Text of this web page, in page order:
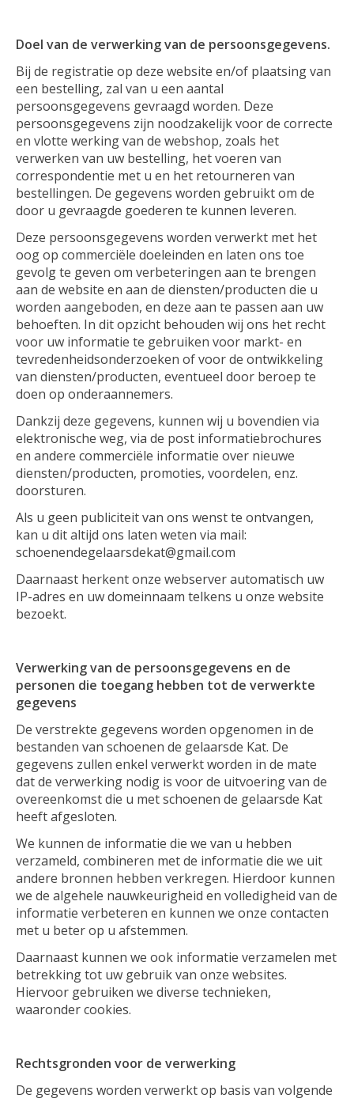
Doel van de verwerking van de persoonsgegevens.
Bij de registratie op deze website en/of plaatsing van
een bestelling, zal van u een aantal
persoonsgegevens gevraagd worden. Deze
persoonsgegevens zijn noodzakelijk voor de correcte
en vlotte werking van de webshop, zoals het
verwerken van uw bestelling, het voeren van
correspondentie met u en het retourneren van
bestellingen. De gegevens worden gebruikt om de
door u gevraagde goederen te kunnen leveren.
Deze persoonsgegevens worden verwerkt met het
oog op commerciële doeleinden en laten ons toe
gevolg te geven om verbeteringen aan te brengen
aan de website en aan de diensten/producten die u
worden aangeboden, en deze aan te passen aan uw
behoeften. In dit opzicht behouden wij ons het recht
voor uw informatie te gebruiken voor markt- en
tevredenheidsonderzoeken of voor de ontwikkeling
van diensten/producten, eventueel door beroep te
doen op onderaannemers.
Dankzij deze gegevens, kunnen wij u bovendien via
elektronische weg, via de post informatiebrochures
en andere commerciële informatie over nieuwe
diensten/producten, promoties, voordelen, enz.
doorsturen.
Als u geen publiciteit van ons wenst te ontvangen,
kan u dit altijd ons laten weten via mail:
schoenendegelaarsdekat@gmail.com
Daarnaast herkent onze webserver automatisch uw
IP-adres en uw domeinnaam telkens u onze website
bezoekt.
Verwerking van de persoonsgegevens en de
personen die toegang hebben tot de verwerkte
gegevens
De verstrekte gegevens worden opgenomen in de
bestanden van schoenen de gelaarsde Kat. De
gegevens zullen enkel verwerkt worden in de mate
dat de verwerking nodig is voor de uitvoering van de
overeenkomst die u met schoenen de gelaarsde Kat
heeft afgesloten.
We kunnen de informatie die we van u hebben
verzameld, combineren met de informatie die we uit
andere bronnen hebben verkregen. Hierdoor kunnen
we de algehele nauwkeurigheid en volledigheid van de
informatie verbeteren en kunnen we onze contacten
met u beter op u afstemmen.
Daarnaast kunnen we ook informatie verzamelen met
betrekking tot uw gebruik van onze websites.
Hiervoor gebruiken we diverse technieken,
waaronder cookies.
Rechtsgronden voor de verwerking
De gegevens worden verwerkt op basis van volgende